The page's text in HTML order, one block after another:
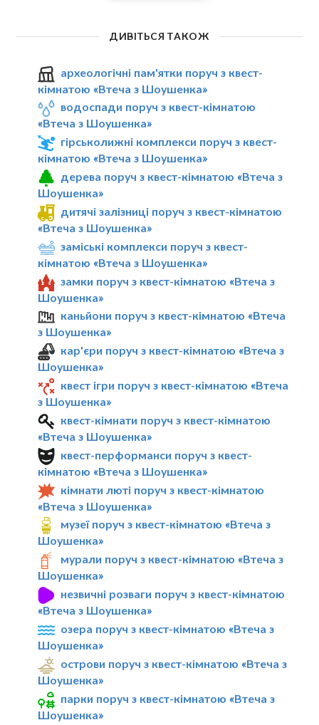
ДИВІТЬСЯ ТАКОЖ
археологічні пам'ятки поруч з квест-
кімнатою «Втеча з Шоушенка»
водоспади поруч з квест-кімнатою
«Втеча з Шоушенка»
гірськолижні комплекси поруч з квест-
кімнатою «Втеча з Шоушенка»
дерева поруч з квест-кімнатою «Втеча з
Шоушенка»
дитячі залізниці поруч з квест-кімнатою
«Втеча з Шоушенка»
заміські комплекси поруч з квест-
кімнатою «Втеча з Шоушенка»
замки поруч з квест-кімнатою «Втеча з
Шоушенка»
каньйони поруч з квест-кімнатою «Втеча
з Шоушенка»
кар'єри поруч з квест-кімнатою «Втеча з
Шоушенка»
квест ігри поруч з квест-кімнатою «Втеча
з Шоушенка»
квест-кімнати поруч з квест-кімнатою
«Втеча з Шоушенка»
квест-перформанси поруч з квест-
кімнатою «Втеча з Шоушенка»
кімнати люті поруч з квест-кімнатою
«Втеча з Шоушенка»
музеї поруч з квест-кімнатою «Втеча з
Шоушенка»
мурали поруч з квест-кімнатою «Втеча з
Шоушенка»
незвичні розваги поруч з квест-кімнатою
«Втеча з Шоушенка»
озера поруч з квест-кімнатою «Втеча з
Шоушенка»
острови поруч з квест-кімнатою «Втеча з
Шоушенка»
парки поруч з квест-кімнатою «Втеча з
Шоушенка»